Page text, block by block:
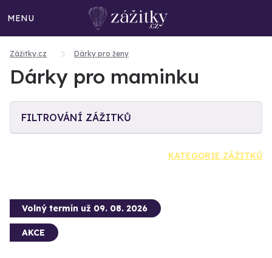
MENU
Zážitky.cz Dárky pro ženy
Dárky pro maminku
FILTROVÁNÍ ZÁŽITKŮ
KATEGORIE ZÁŽITKŮ
Volný termín už 09. 08. 2026
AKCE